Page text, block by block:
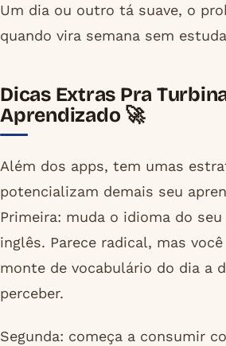
Um dia ou outro tá suave, o
quando vira semana sem
Dicas Extras Pra
Aprendizado 🚀
Além dos apps, tem umas
potencializam demais seu
Primeira: muda o idioma do
inglês. Parece radical, mas
monte de vocabulário do dia a
perceber.
Segunda: começa a consumir